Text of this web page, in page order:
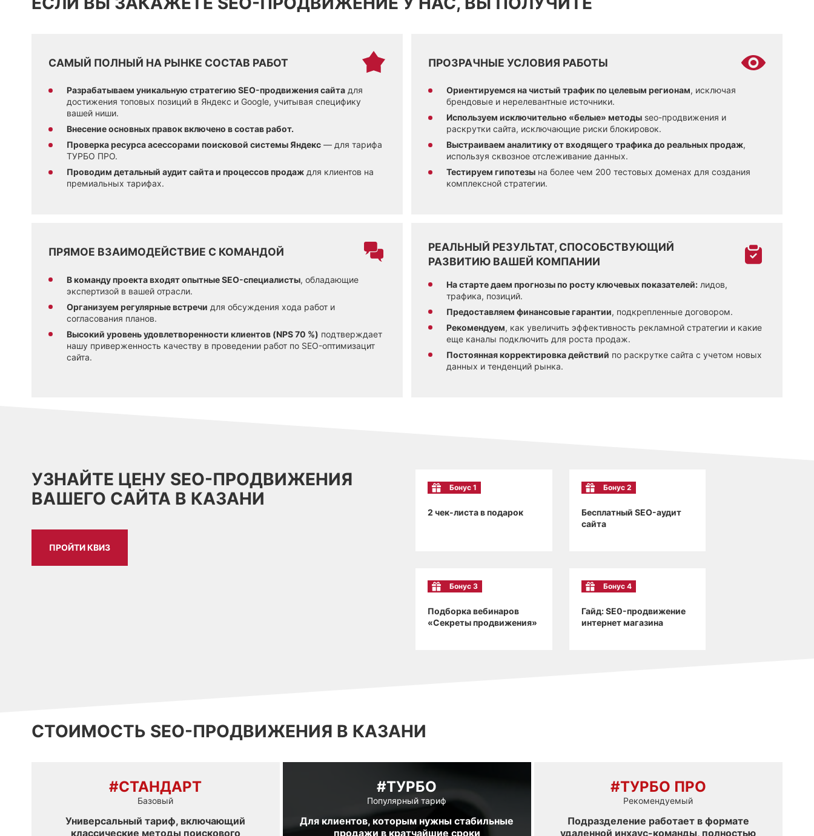
САМЫЙ ПОЛНЫЙ НА РЫНКЕ СОСТАВ РАБОТ
Разрабатываем уникальную стратегию SEO-продвижения сайта для
достижения топовых позиций в Яндекс и Google, учитывая специфику
вашей ниши.
Внесение основных правок включено в состав работ.
Проверка ресурса асессорами поисковой системы Яндекс — для тарифа
ТУРБО ПРО.
Проводим детальный аудит сайта и процессов продаж для клиентов на
премиальных тарифах.
ПРОЗРАЧНЫЕ УСЛОВИЯ РАБОТЫ
Ориентируемся на чистый трафик по целевым регионам, исключая
брендовые и нерелевантные источники.
Используем исключительно «белые» методы seo-продвижения и
раскрутки сайта, исключающие риски блокировок.
Выстраиваем аналитику от входящего трафика до реальных продаж,
используя сквозное отслеживание данных.
Тестируем гипотезы на более чем 200 тестовых доменах для создания
комплексной стратегии.
ПРЯМОЕ ВЗАИМОДЕЙСТВИЕ С КОМАНДОЙ
В команду проекта входят опытные SEO-специалисты, обладающие
экспертизой в вашей отрасли.
Организуем регулярные встречи для обсуждения хода работ и
согласования планов.
Высокий уровень удовлетворенности клиентов (NPS 70 %) подтверждает
нашу приверженность качеству в проведении работ по SEO-оптимизацит
сайта.
РЕАЛЬНЫЙ РЕЗУЛЬТАТ, СПОСОБСТВУЮЩИЙ
РАЗВИТИЮ ВАШЕЙ КОМПАНИИ
На старте даем прогнозы по росту ключевых показателей: лидов,
трафика, позиций.
Предоставляем финансовые гарантии, подкрепленные договором.
Рекомендуем, как увеличить эффективность рекламной стратегии и какие
еще каналы подключить для роста продаж.
Постоянная корректировка действий по раскрутке сайта с учетом новых
данных и тенденций рынка.
УЗНАЙТЕ ЦЕНУ SEO-ПРОДВИЖЕНИЯ
ВАШЕГО САЙТА В КАЗАНИ
ПРОЙТИ КВИЗ
Бонус 1
2 чек-листа в подарок
Бонус 2
Бесплатный SEO-аудит
сайта
Бонус 3
Подборка вебинаров
«Секреты продвижения»
Бонус 4
Гайд: SE0-продвижение
интернет магазина
СТОИМОСТЬ SEO-ПРОДВИЖЕНИЯ В КАЗАНИ
#СТАНДАРТ
Базовый
Универсальный тариф, включающий
классические методы поискового
#ТУРБО
Популярный тариф
Для клиентов, которым нужны стабильные
продажи в кратчайшие сроки
#ТУРБО ПРО
Рекомендуемый
Подразделение работает в формате
удаленной инхаус-команды, полностью